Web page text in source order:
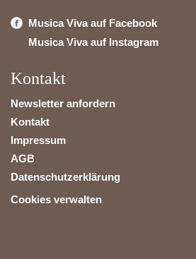
Musica Viva auf Facebook
Musica Viva auf Instagram
Kontakt
Newsletter anfordern
Kontakt
Impressum
AGB
Datenschutzerklärung
Cookies verwalten